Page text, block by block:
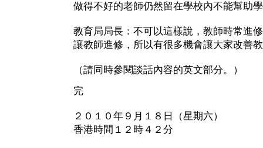
做得不好的老師仍然留在學校內不能幫助
教育局局長：不可以這樣說，教師時常進
讓教師進修，所以有很多機會讓大家改善
（請同時參閱談話內容的英文部分。）
完
２０１０年９月１８日（星期六）
香港時間１２時４２分